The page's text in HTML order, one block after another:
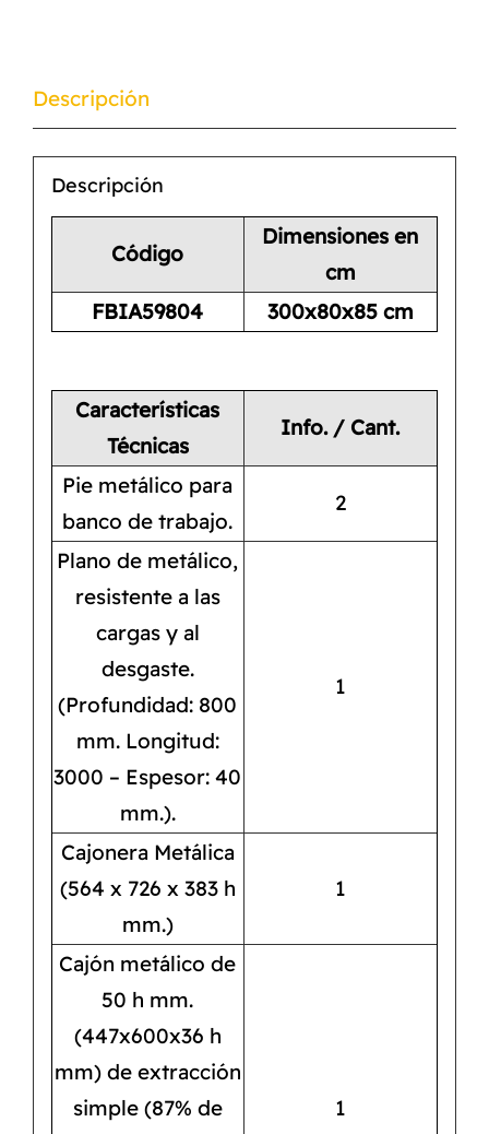
Descripción
Descripción
Código
Dimensiones en
cm
FBIA59804
300x80x85 cm
Características
Técnicas
Info. / Cant.
Pie metálico para
banco de trabajo.
2
Plano de metálico,
resistente a las
cargas y al
desgaste.
(Profundidad: 800
mm. Longitud:
3000 – Espesor: 40
mm.).
1
Cajonera Metálica
(564 x 726 x 383 h
mm.)
1
Cajón metálico de
50 h mm.
(447x600x36 h
mm) de extracción
simple (87% de
1